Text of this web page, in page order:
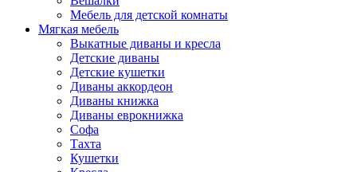
Мебель для детской комнаты
Мягкая мебель
Выкатные диваны и кресла
Детские диваны
Детские кушетки
Диваны аккордеон
Диваны книжка
Диваны еврокнижка
Софа
Тахта
Кушетки